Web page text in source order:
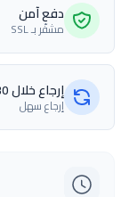
دفع آمن
مشفّر بـ SSL
إرجاع خلال 30 يومًا
إرجاع سهل